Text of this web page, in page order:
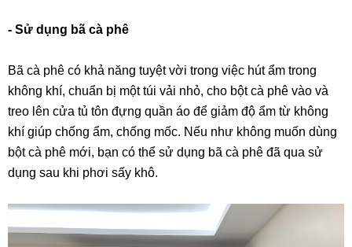
- Sử dụng bã cà phê
Bã cà phê có khả năng tuyệt vời trong việc hút ẩm trong
không khí, chuẩn bị một túi vải nhỏ, cho bột cà phê vào và
treo lên cửa tủ tôn đựng quần áo để giảm độ ẩm từ không
khí giúp chống ẩm, chống mốc. Nếu như không muốn dùng
bột cà phê mới, bạn có thể sử dụng bã cà phê đã qua sử
dụng sau khi phơi sấy khô.